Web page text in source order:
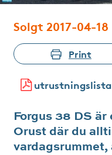
Solgt 2017-04-18
Print
Forgus 38 DS
Orust där du
vardagsrummet,